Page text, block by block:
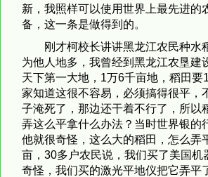
新，我照样可以使用世界上最先进的
备，这一条是做得到的。
刚才柯校长讲讲黑龙江农民种水
为他人地多，我曾经到黑龙江农垦建
天下第一大地，1万6千亩地，稻田要
家知道这很不容易，必须搞得很平，
子淹死了，那边还干着不行了，所以
弄这么平拿什么办法？当时世界银的
他就很奇怪，这么大的稻田，怎么弄
亩，30多户农民说，我们买了美国机
奇怪，我们买的激光平地仪把它弄平